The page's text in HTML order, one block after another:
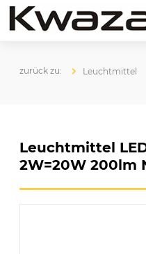
Leuchtmittel
Leuchtmittel
2W=20W 200lm